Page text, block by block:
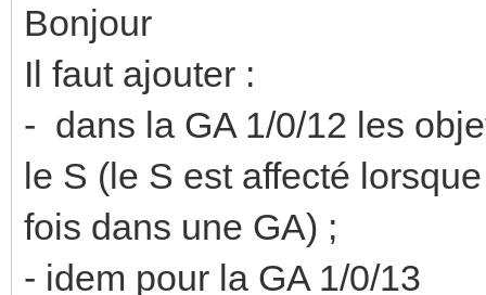
Bonjour
Il faut ajouter :
- dans la GA 1/0/12 les
le S (le S est affecté
fois dans une GA) ;
- idem pour la GA 1/0/13